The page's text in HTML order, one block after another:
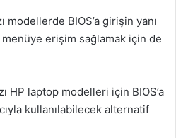
modellerde BIOS’a girişin yanı
menüye erişim sağlamak için de
HP laptop modelleri için BIOS’a
kullanılabilecek alternatif